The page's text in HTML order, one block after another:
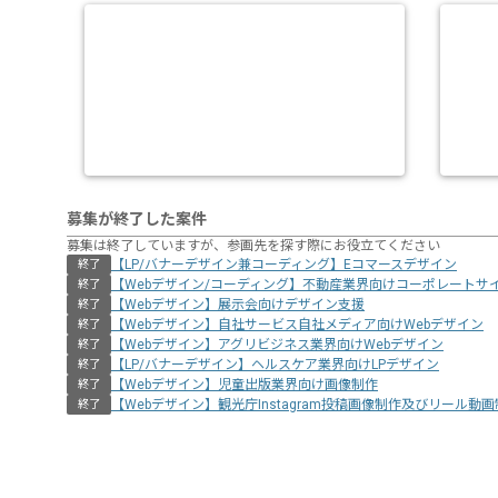
募集が終了した案件
募集は終了していますが、参画先を探す際にお役立てください
終了 【LP/バナーデザイン兼コーディング】Eコマースデザイン
終了 【Webデザイン/コーディング】不動産業界向けコーポレートサ
終了 【Webデザイン】展示会向けデザイン支援
終了 【Webデザイン】自社サービス自社メディア向けWebデザイン
終了 【Webデザイン】アグリビジネス業界向けWebデザイン
終了 【LP/バナーデザイン】ヘルスケア業界向けLPデザイン
終了 【Webデザイン】児童出版業界向け画像制作
終了 【Webデザイン】観光庁Instagram投稿画像制作及びリール動画